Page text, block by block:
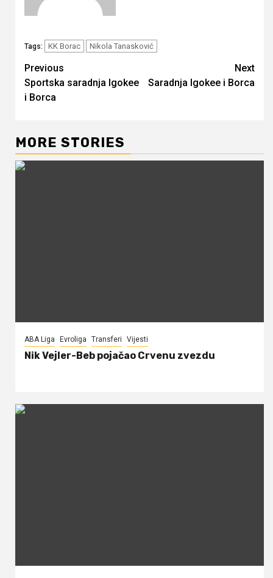
Tags: KK Borac Nikola Tanasković
Continue
Reading
Previous
Sportska saradnja Igokee
i Borca
Next
Saradnja Igokee i Borca
MORE STORIES
ABA Liga Evroliga Transferi Vijesti
Nik Vejler-Beb pojačao Crvenu zvezdu